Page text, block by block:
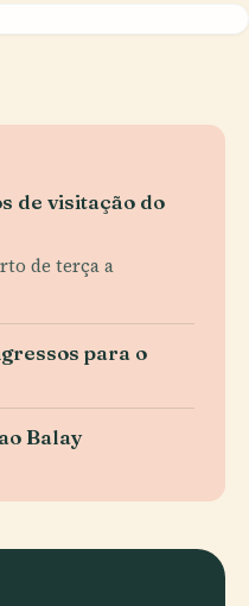
de visitação do
de terça a
para o
Balay